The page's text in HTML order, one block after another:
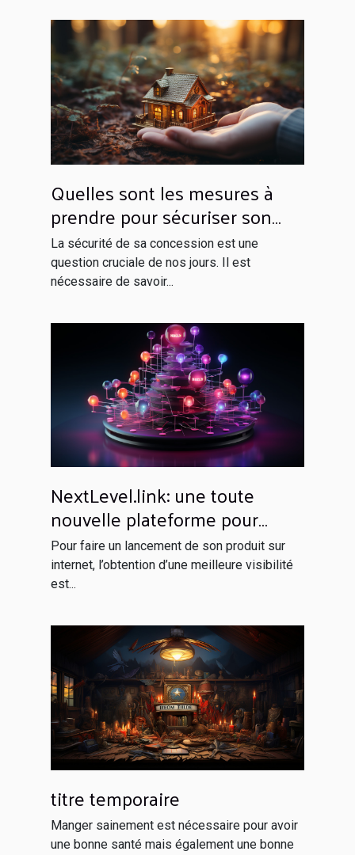
Quelles sont les mesures à
prendre pour sécuriser son
domicile ?
La sécurité de sa concession est une
question cruciale de nos jours. Il est
nécessaire de savoir...
NextLevel.link: une toute
nouvelle plateforme pour
votre netlinking
Pour faire un lancement de son produit sur
internet, l’obtention d’une meilleure visibilité
est...
titre temporaire
Manger sainement est nécessaire pour avoir
une bonne santé mais également une bonne